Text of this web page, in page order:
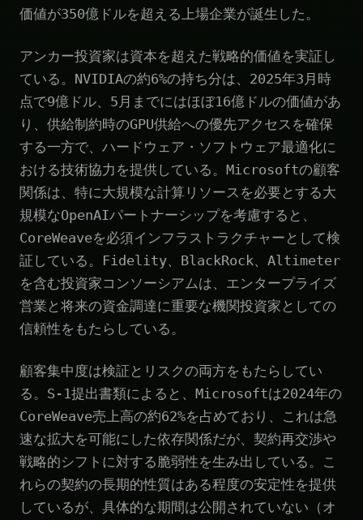
価値が350億ドルを超える上場企業が誕生した。
アンカー投資家は資本を超えた戦略的価値を実証し
ている。NVIDIAの約6%の持ち分は、2025年3月時
点で9億ドル、5月までにはほぼ16億ドルの価値があ
り、供給制約時のGPU供給への優先アクセスを確保
する一方で、ハードウェア・ソフトウェア最適化に
おける技術協力を提供している。Microsoftの顧客
関係は、特に大規模な計算リソースを必要とする大
規模なOpenAIパートナーシップを考慮すると、
CoreWeaveを必須インフラストラクチャーとして検
証している。Fidelity、BlackRock、Altimeter
を含む投資家コンソーシアムは、エンタープライズ
営業と将来の資金調達に重要な機関投資家としての
信頼性をもたらしている。
顧客集中度は検証とリスクの両方をもたらしてい
る。S-1提出書類によると、Microsoftは2024年の
CoreWeave売上高の約62%を占めており、これは急
速な拡大を可能にした依存関係だが、契約再交渉や
戦略的シフトに対する脆弱性を生み出している。こ
れらの契約の長期的性質はある程度の安定性を提供
しているが、具体的な期間は公開されていない（オ